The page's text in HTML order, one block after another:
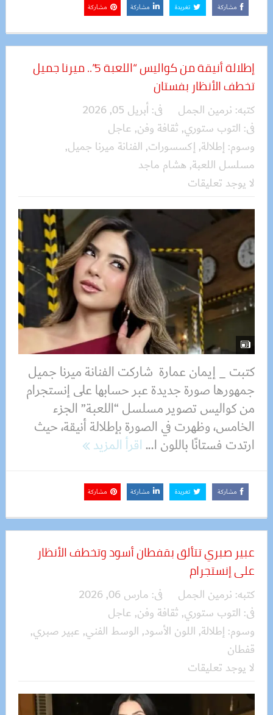
مشاركة تغريدة مشاركة مشاركة
إطلالة أنيقة من كواليس “اللعبة 5”.. ميرنا جميل
تخطف الأنظار بفستان
كتبه: نرمين الجمل فى:أبريل 05, 2026
فى: التوب ستوري, ثقافة وفن, عاجل
وسوم: إطلالة, إكسسورات, الفنانة ميرنا جميل,
مسلسل اللعبة, هشام ماجد
لا يوجد تعليقات
كتبت _ إيمان عمارة شاركت الفنانة ميرنا جميل
جمهورها صورة جديدة عبر حسابها على إنستجرام
من كواليس تصوير مسلسل “اللعبة” الجزء
الخامس، وظهرت في الصورة بإطلالة أنيقة، حيث
ارتدت فستانًا باللون ا...اقرأ المزيد
مشاركة تغريدة مشاركة مشاركة
عبير صبري تتألق بقفطان أسود وتخطف الأنظار
على إنستجرام
كتبه: نرمين الجمل فى: مارس 06, 2026
فى: التوب ستوري, ثقافة وفن, عاجل
وسوم: إطلالة, اللون الأسود, الوسط الفني, عبير صبري,
قفطان
لا يوجد تعليقات